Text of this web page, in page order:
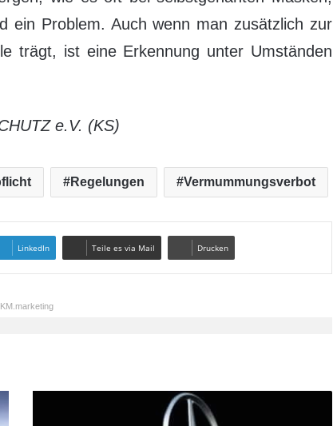
ein Problem. Auch wenn man zusätzlich zur
trägt, ist eine Erkennung unter Umständen
e.V. (KS)
Regelungen Vermummungsverbot
LinkedIn Teile es via Mail Drucken